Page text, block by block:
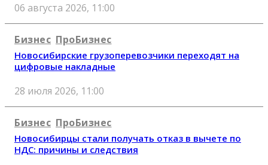
06 августа 2026, 11:00
Бизнес ПроБизнес
Новосибирские грузоперевозчики переходят на
цифровые накладные
28 июля 2026, 11:00
Бизнес ПроБизнес
Новосибирцы стали получать отказ в вычете по
НДС: причины и следствия